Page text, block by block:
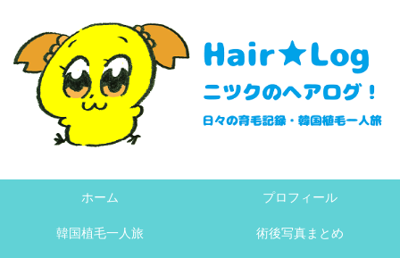
ホーム プロフィール
韓国植毛一人旅 術後写真まとめ